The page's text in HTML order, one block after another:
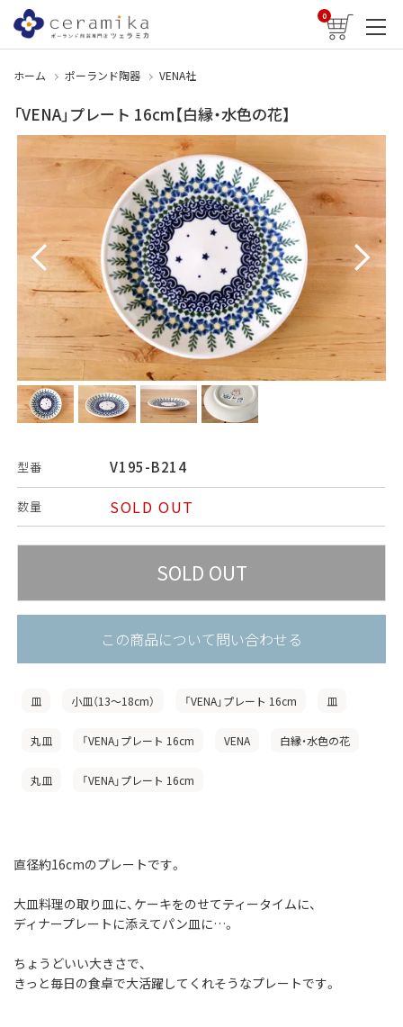
0
ホーム ポーランド陶器 VENA社
「VENA」プレート 16cm【白縁・水色の花】
型番 V195-B214
数量 SOLD OUT
この商品について問い合わせる
皿 小皿（13〜18cm） 「VENA」プレート 16cm 皿
丸皿 「VENA」プレート 16cm VENA 白縁・水色の花
丸皿 「VENA」プレート 16cm
直径約16cmのプレートです。
大皿料理の取り皿に、ケーキをのせてティータイムに、
ディナープレートに添えてパン皿に…。
ちょうどいい大きさで、
きっと毎日の食卓で大活躍してくれそうなプレートです。